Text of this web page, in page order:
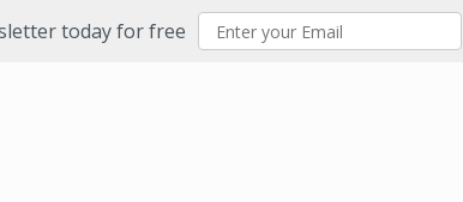
today for free